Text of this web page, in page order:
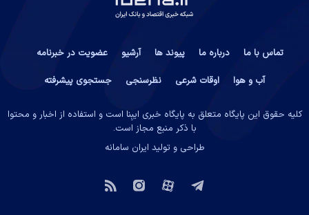
تماس با ما درباره ما پیوند ها آرشیو
عضویت در خبرنامه
آب و هوا
اوقات شرعی نظرسنجی جستجوی پیشرفته
کلیه حقوق این پایگاه متعلق به پایگاه خبری ایبِنا است و استفاده از اخبار و محتوا
با ذکر منبع مجاز است.
طراحی و تولید ایران سامانه